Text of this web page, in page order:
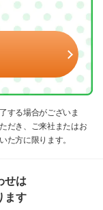
する場合がございま
だき、ご来社またはお
た方に限ります。
せは
ます